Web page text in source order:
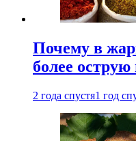
Почему в
более
2 года спустя1 год